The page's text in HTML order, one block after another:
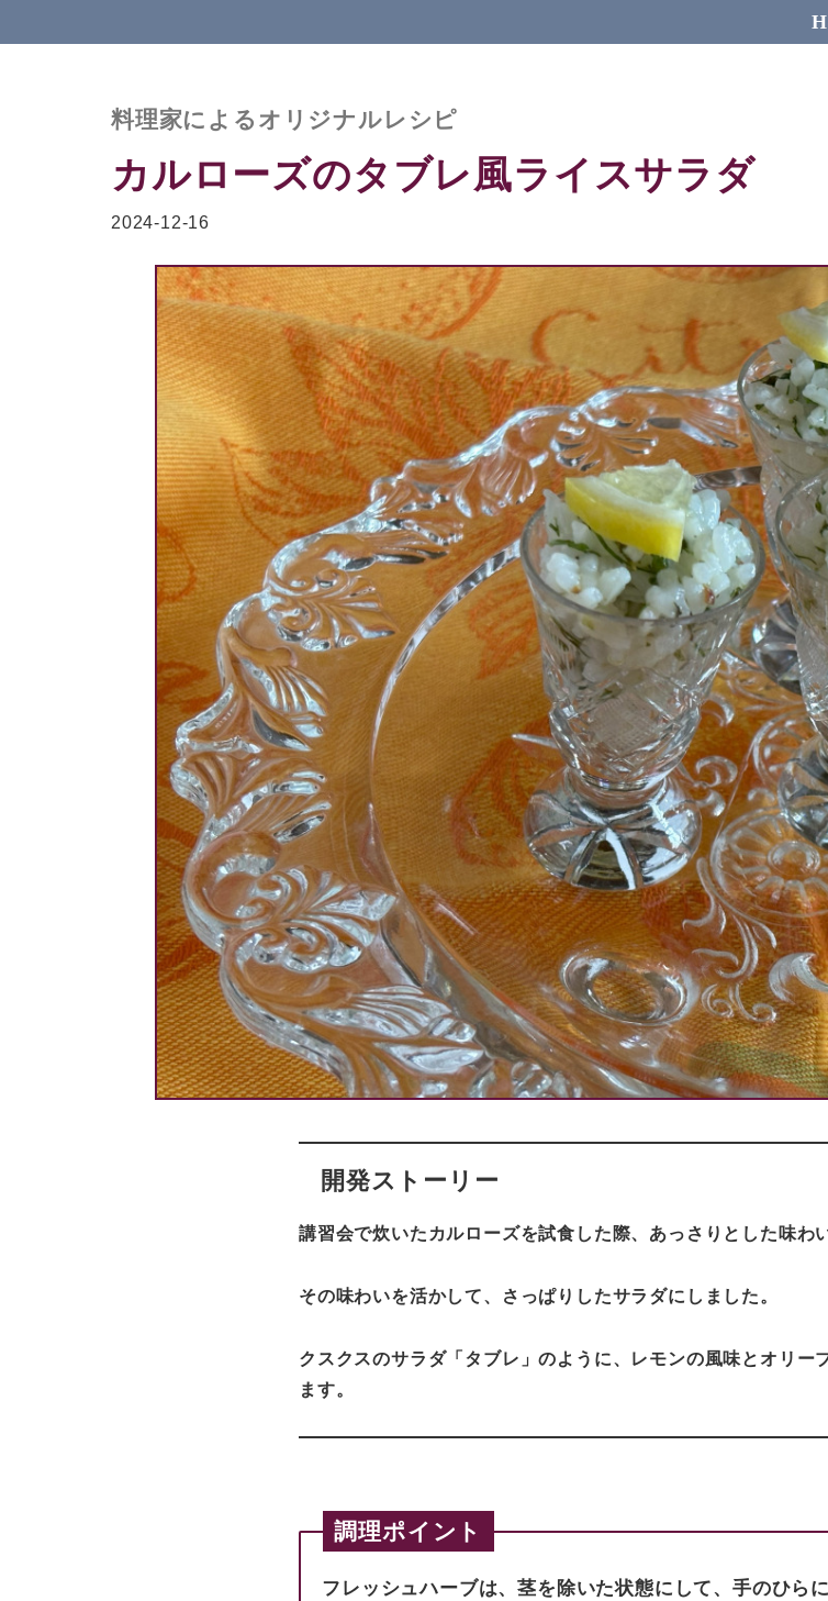
料理家によるオリジナルレシピ
カルローズのタブレ風ライスサラダ
2024-12-16
開発ストーリー
講習会で炊いたカルローズを試食した際、あっさりとした味わ
その味わいを活かして、さっぱりしたサラダにしました。
クスクスのサラダ「タブレ」のように、レモンの風味とオリー
ます。
調理ポイント
フレッシュハーブは、茎を除いた状態にして、手のひら